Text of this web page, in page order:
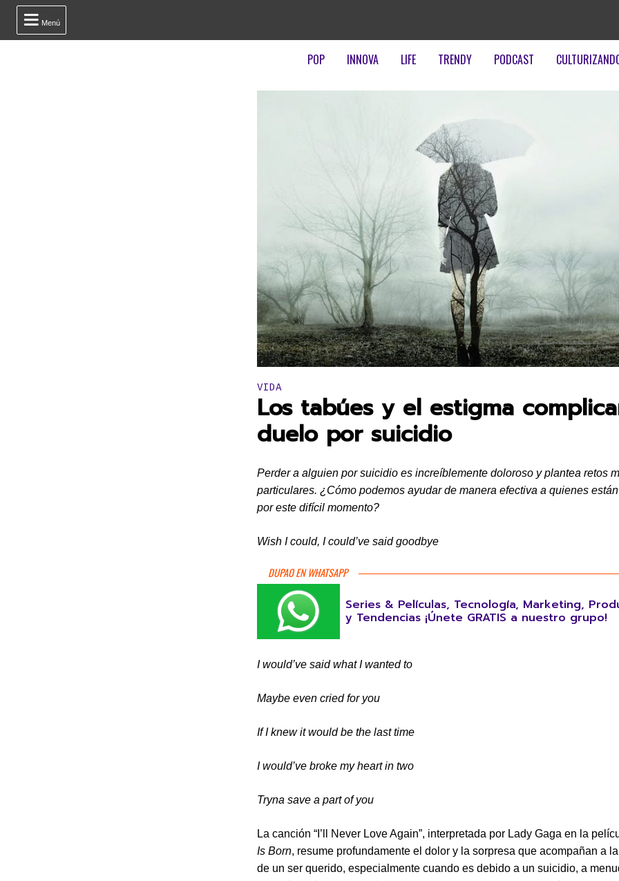
 Menú
POP INNOVA LIFE TRENDY PODCAST
Publicado en:
VIDA
Los tabúes y el estigma
duelo por suicidio
Perder a alguien por suicidio es increíblemente doloroso y plantea retos
particulares. ¿Cómo podemos ayudar de manera efectiva a quienes
por este difícil momento?
Wish I could, I could’ve said goodbye
DUPAO EN WHATSAPP
Series & Películas, Tecnología, Marketing,
y Tendencias ¡Únete GRATIS a nuestro grupo!
I would’ve said what I wanted to
Maybe even cried for you
If I knew it would be the last time
I would’ve broke my heart in two
Tryna save a part of you
La canción “I’ll Never Love Again”, interpretada por Lady Gaga en la
Is Born, resume profundamente el dolor y la sorpresa que acompañan a
de un ser querido, especialmente cuando es debido a un suicidio, a